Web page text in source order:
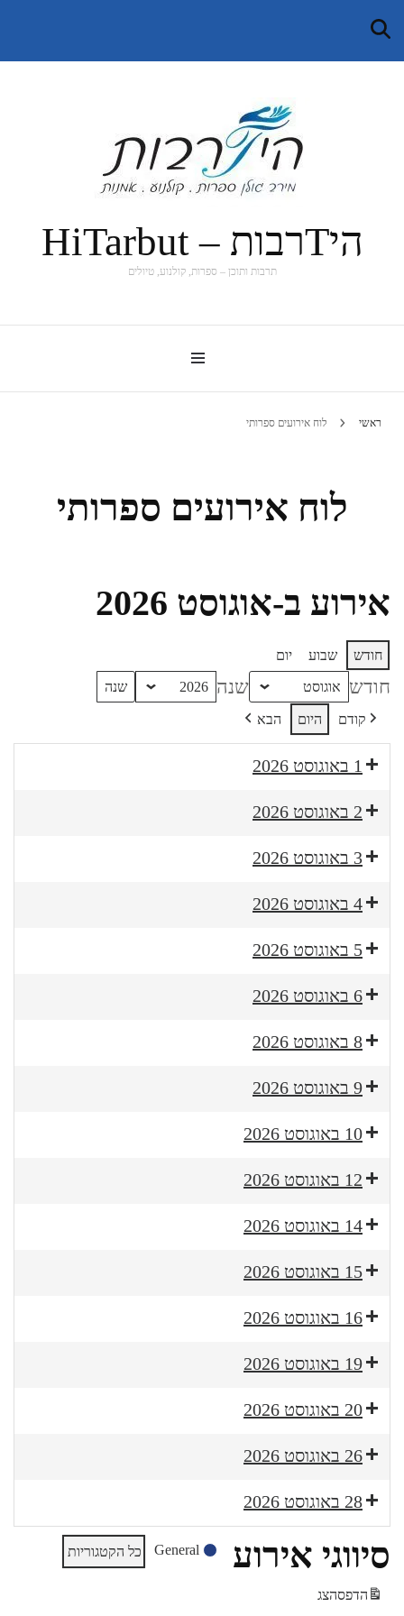
היTרבות – HiTarbut
תרבות ותוכן – ספרות, קולנוע, טיולים
ראשי לוח אירועים ספרותי
לוח אירועים ספרותי
אירוע ב-אוגוסט 2026
חודש שבוע יום
חודש שנה
קודם היום הבא
1 באוגוסט 2026
2 באוגוסט 2026
3 באוגוסט 2026
4 באוגוסט 2026
5 באוגוסט 2026
6 באוגוסט 2026
8 באוגוסט 2026
9 באוגוסט 2026
10 באוגוסט 2026
12 באוגוסט 2026
14 באוגוסט 2026
15 באוגוסט 2026
16 באוגוסט 2026
19 באוגוסט 2026
20 באוגוסט 2026
26 באוגוסט 2026
28 באוגוסט 2026
סיווגי אירוע General כל הקטגוריות
הדפסהצג